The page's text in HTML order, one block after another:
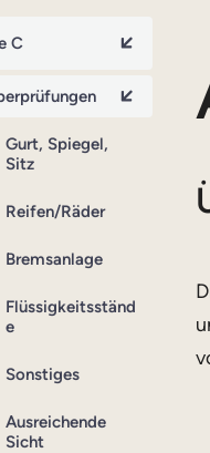
C
Gurt, Spiegel,
Sitz
Reifen/Räder
Bremsanlage
Flüssigkeitsständ
e
Sonstiges
Ausreichende
Sicht